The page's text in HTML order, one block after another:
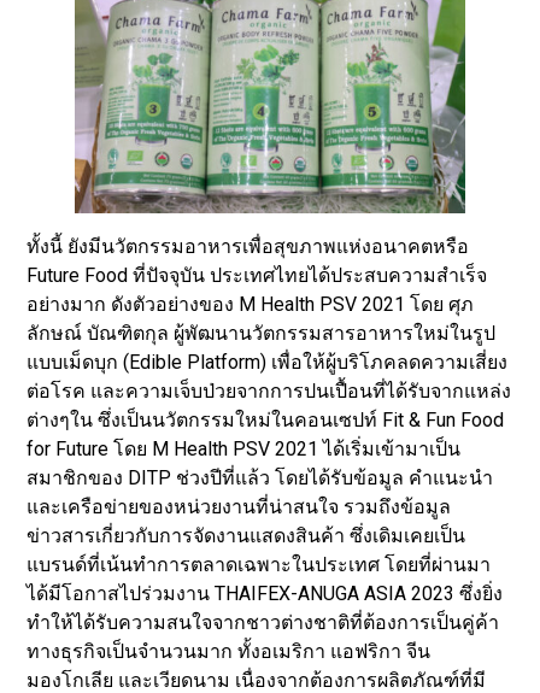
​ทั้งนี้ ยังมีนวัตกรรมอาหารเพื่อสุขภาพแห่งอนาคตหรือ
Future Food ที่ปัจจุบัน ประเทศไทยได้ประสบความสำเร็จ
อย่างมาก ดังตัวอย่างของ M Health PSV 2021 โดย ศุภ
ลักษณ์ บัณฑิตกุล ผู้พัฒนานวัตกรรมสารอาหารใหม่ในรูป
แบบเม็ดบุก (Edible Platform) เพื่อให้ผู้บริโภคลดความเสี่ยง
ต่อโรค และความเจ็บป่วยจากการปนเปื้อนที่ได้รับจากแหล่ง
ต่างๆใน ซึ่งเป็นนวัตกรรมใหม่ในคอนเซปท์ Fit & Fun Food
for Future โดย M Health PSV 2021 ได้เริ่มเข้ามาเป็น
สมาชิกของ DITP ช่วงปีที่แล้ว โดยได้รับข้อมูล คำแนะนำ
และเครือข่ายของหน่วยงานที่น่าสนใจ รวมถึงข้อมูล
ข่าวสารเกี่ยวกับการจัดงานแสดงสินค้า ซึ่งเดิมเคยเป็น
แบรนด์ที่เน้นทำการตลาดเฉพาะในประเทศ โดยที่ผ่านมา
ได้มีโอกาสไปร่วมงาน THAIFEX-ANUGA ASIA 2023 ซึ่งยิ่ง
ทำให้ได้รับความสนใจจากชาวต่างชาติที่ต้องการเป็นคู่ค้า
ทางธุรกิจเป็นจำนวนมาก ทั้งอเมริกา แอฟริกา จีน
มองโกเลีย และเวียดนาม เนื่องจากต้องการผลิตภัณฑ์ที่มี